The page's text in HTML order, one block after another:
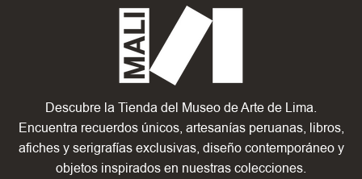
Descubre la Tienda del Museo de Arte de Lima.
Encuentra recuerdos únicos, artesanías peruanas, libros,
afiches y serigrafías exclusivas, diseño contemporáneo y
objetos inspirados en nuestras colecciones.